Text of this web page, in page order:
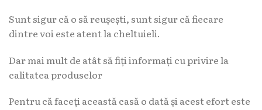
Sunt sigur că o să reușești, sunt sigur că fiecare
dintre voi este atent la cheltuieli.
Dar mai mult de atât să fiți informați cu privire la
calitatea produselor
Pentru că faceți această casă o dată și acest efort este